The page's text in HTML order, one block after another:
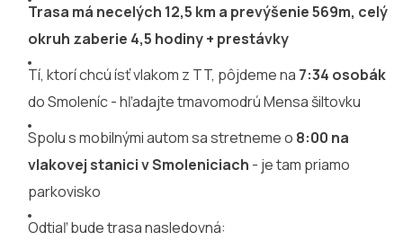
Trasa má necelých 12,5 km a prevýšenie 569m, celý
okruh zaberie 4,5 hodiny + prestávky
Tí, ktorí chcú ísť vlakom z TT, pôjdeme na 7:34 osobák
do Smoleníc - hľadajte tmavomodrú Mensa šiltovku
Spolu s mobilnými autom sa stretneme o 8:00 na
vlakovej stanici v Smoleniciach - je tam priamo
parkovisko
Odtiaľ bude trasa nasledovná: